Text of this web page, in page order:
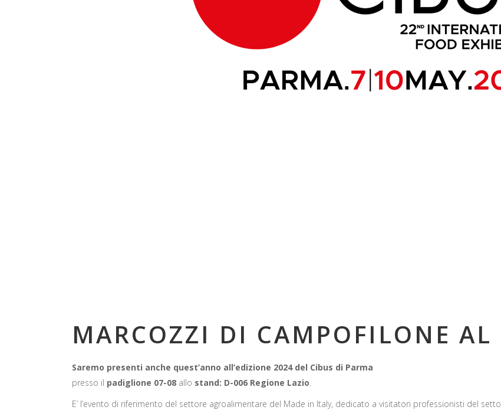
MARCOZZI DI CAMPOFILONE
Saremo presenti anche quest’anno all’edizione 2024 del Cibus di Parma
presso il padiglione 07-08 allo stand: D-006 Regione Lazio.
E’ l’evento di riferimento del settore agroalimentare del Made in Italy, dedicato a visitatori professionisti del